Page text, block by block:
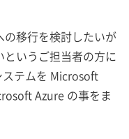
の移行を検討したいが
いうご担当者の方に
ステムを Microsoft
Azure の事をま